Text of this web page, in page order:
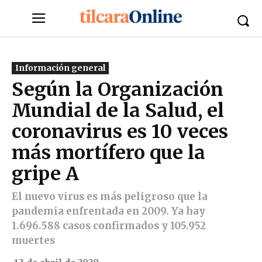
Información general
Según la Organización
Mundial de la Salud, el
coronavirus es 10 veces
más mortífero que la
gripe A
El nuevo virus es más peligroso que la
pandemia enfrentada en 2009. Ya hay
1.696.588 casos confirmados y 105.952
muertes